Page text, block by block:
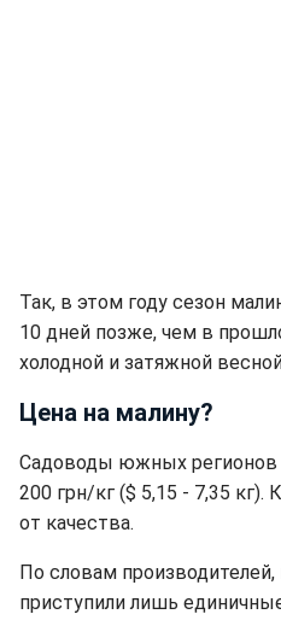
Так, в этом году сезон
10 дней позже, чем в
холодной и затяжной
Цена на малину?
Садоводы южных регионов
200 грн/кг ($ 5,15 - 7,35 кг).
от качества.
По словам
приступили лишь